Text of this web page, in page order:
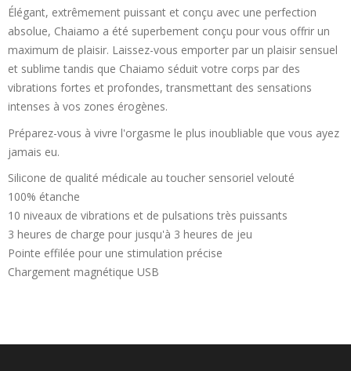
Élégant, extrêmement puissant et conçu avec une perfection
absolue, Chaiamo a été superbement conçu pour vous offrir un
maximum de plaisir. Laissez-vous emporter par un plaisir sensuel
et sublime tandis que Chaiamo séduit votre corps par des
vibrations fortes et profondes, transmettant des sensations
intenses à vos zones érogènes.
Préparez-vous à vivre l'orgasme le plus inoubliable que vous ayez
jamais eu.
Silicone de qualité médicale au toucher sensoriel velouté
100% étanche
10 niveaux de vibrations et de pulsations très puissants
3 heures de charge pour jusqu'à 3 heures de jeu
Pointe effilée pour une stimulation précise
Chargement magnétique USB